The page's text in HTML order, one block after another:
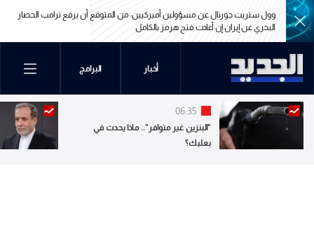
وول ستريت جورنال عن مسؤولين أميركيين: من المتوقع أن يرفع ترامب الحصار
البحري عن إيران إن أعادت فتح هرمز بالكامل
وول ستريت جورنال عن مسؤولين أميركيين: من المتوقع أن يرفع ترامب الحصار
البحري عن إيران إن أعادت فتح هرمز بالكامل
أخبار البرامج
06:35
"البنزين غير متوافر".. ماذا يحدث في
بعلبك؟